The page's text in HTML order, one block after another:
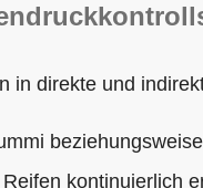
in direkte und
kontinuierlich